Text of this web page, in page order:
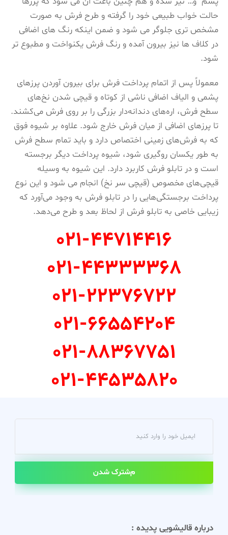
حالت خواب طبیعی خود را گرفته و طرح فرش به صورت
مشخص تری جلوگر می شود و ضمن اینکه رنگ های اضافی
در کلاف ها نیز بیرون آمده و رنگ فرش یکنواخت و مطبوع تر
شود.
معمولاً پس از اتمام پرداخت فرش برای بیرون آوردن پرزهای
پشمی و الیاف اضافی ناشی از کوتاه و قیچی شدن نخ‌های
سطح فرش، اره‌های دندانه‌دار بزرگی را بر روی فرش می‌کشند.
تا پرزهای اضافی از میان فرش خارج شود. علاوه بر شیوه فوق
که به فرش‌های زمینی اختصاص دارد و باید تمام سطح فرش
به طور یکسان روگیری شود، شیوه پرداخت دیگر برجسته
است و در تابلو فرش کاربرد دارد. این شیوه به وسیله
قیچی‌های مخصوص (قیچی سر نخ) انجام می شود و این نوع
پرداخت برجستگی‌هایی را در تابلو فرش به وجود می‌آورد که
زیبایی خاصی به تابلو فرش از لحاظ بعد و طرح می‌دهد.
021-44714416
021-44333368
021-22376722
021-66554204
021-88367751
021-44535820
مشترک شدن
درباره قالیشویی پدیده :